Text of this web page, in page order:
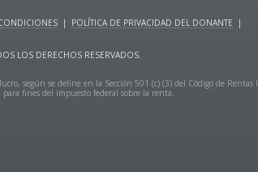
| POLÍTICA DE PRIVACIDAD DEL DONANTE |
LOS DERECHOS RESERVADOS.
según se define en la Sección 501 (c) (3) del Código de Rentas
fines del impuesto federal sobre la renta.